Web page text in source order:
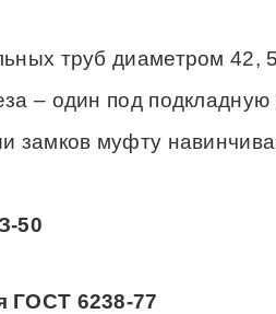
труб диаметром 42,
– один под подкладную
замков муфту
50
ГОСТ 6238-77